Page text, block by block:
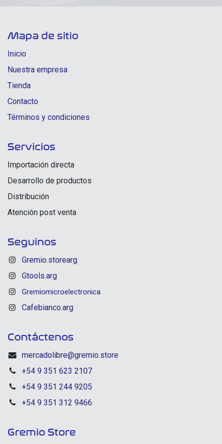
Mapa de sitio
Inicio
Nuestra empresa
Tienda
Contacto
Términos y condiciones
Servicios
Importación directa
Desarrollo de productos
Distribución
Atención post venta
Seguinos
Gremio.storearg
Gtools.arg
Gremiomicroelectronica
Cafebianco.arg
Contáctenos
mercadolibre@gremio.store
+54 9 351 623 2107
+54 9 351 244 9205
+54 9 351 312 9466
Gremio Store